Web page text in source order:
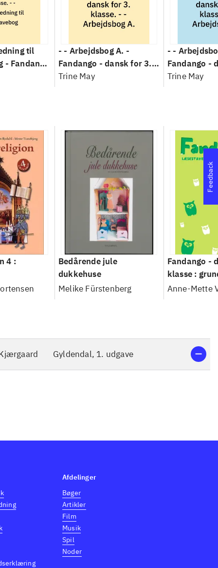
til
- Fandango
- - Arbejdsbog A. -
Fandango - dansk for 3.
klasse : grundbog. - -
Trine May
- -
Fandango -
klasse :
Trine May
4 :
Bedårende jule
dukkehuse
Melike Fürstenberg
Fandango -
klasse :
Anne-Mette
Gyldendal, 1. udgave
Feedback
Afdelinger
Bøger
Artikler
Film
Musik
Spil
Noder